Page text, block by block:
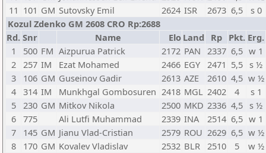
11 101 GM Sutovsky Emil 2624 ISR 2673 6,5
s 0
Kozul Zdenko GM 2608 CRO Rp:2688
Rd. Snr Name Elo Land Rp Pkt. Erg.
1
500 FM Aizpurua Patrick 2172 PAN 2337 6,5 w 1
2 257 IM Ezat Mohamed 2466 EGY 2471 5,5 s ½
3
106 GM Guseinov Gadir 2613 AZE 2610 4,5 w ½
4 314 IM Munkhgal Gombosuren 2418 MGL 2402 4
s 1
5 230 GM Mitkov Nikola 2500 MKD 2336 4,5 s ½
6 775 Ali Lutfi Muhammad 2339 INA 2514 6,5 w 1
7
145 GM Jianu Vlad-Cristian 2579 ROU 2629 6,5 w ½
8
170 GM Kovalev Vladislav 2532 BLR 2510 5
w ½